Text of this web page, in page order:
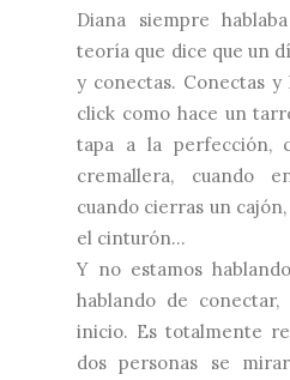
Diana siempre
teoría que dice que un
y conectas. Conectas y
click como hace un
tapa a la perfección,
cremallera, cuando
cuando cierras un
el cinturón...
Y no estamos
hablando de
inicio. Es totalmente
dos personas se